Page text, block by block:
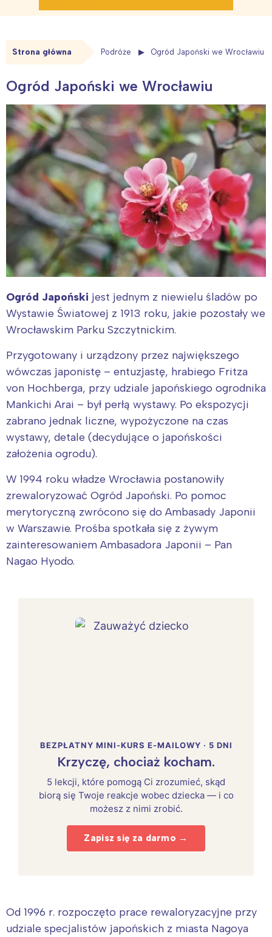
Strona główna Podróże Ogród Japoński we Wrocławiu
Ogród Japoński we Wrocławiu
Ogród Japoński jest jednym z niewielu śladów po
Wystawie Światowej z 1913 roku, jakie pozostały we
Wrocławskim Parku Szczytnickim.
Przygotowany i urządzony przez największego
wówczas japonistę – entuzjastę, hrabiego Fritza
von Hochberga, przy udziale japońskiego ogrodnika
Mankichi Arai – był perłą wystawy. Po ekspozycji
zabrano jednak liczne, wypożyczone na czas
wystawy, detale (decydujące o japońskości
założenia ogrodu).
W 1994 roku władze Wrocławia postanowiły
zrewaloryzować Ogród Japoński. Po pomoc
merytoryczną zwrócono się do Ambasady Japonii
w Warszawie. Prośba spotkała się z żywym
zainteresowaniem Ambasadora Japonii – Pan
Nagao Hyodo.
BEZPŁATNY MINI-KURS E-MAILOWY · 5 DNI
Krzyczę, chociaż kocham.
5 lekcji, które pomogą Ci zrozumieć, skąd
biorą się Twoje reakcje wobec dziecka — i co
możesz z nimi zrobić.
Zapisz się za darmo →
Od 1996 r. rozpoczęto prace rewaloryzacyjne przy
udziale specjalistów japońskich z miasta Nagoya